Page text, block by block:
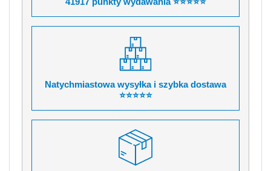
Natychmiastowa wysyłka i szybka dostawa
⭐⭐⭐⭐⭐